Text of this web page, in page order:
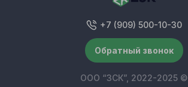
+7 (909) 500-10-30
Обратный звонок
ООО “ЗСК”, 2022-2025 ©